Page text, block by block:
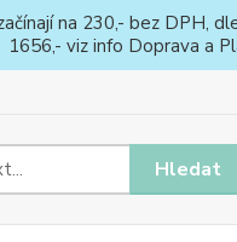
na 230,- bez DPH,
1656,- viz info Doprava a
Hledat